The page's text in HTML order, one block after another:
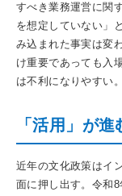
すべき業務運営に関
を想定していない」
み込まれた事実は変
け重要であっても入
は不利になりやすい。
「活用」が
近年の文化政策はイ
面に押し出す。令和